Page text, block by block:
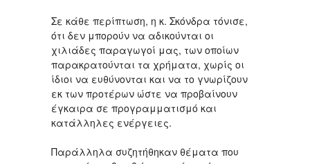
Σε κάθε περίπτωση, η κ. Σκόνδρα τόνισε,
ότι δεν μπορούν να αδικούνται οι
χιλιάδες παραγωγοί μας, των οποίων
παρακρατούνται τα χρήματα, χωρίς οι
ίδιοι να ευθύνονται και να το γνωρίζουν
εκ των προτέρων ώστε να προβαίνουν
έγκαιρα σε προγραμματισμό και
κατάλληλες ενέργειες.
Παράλληλα συζητήθηκαν θέματα που